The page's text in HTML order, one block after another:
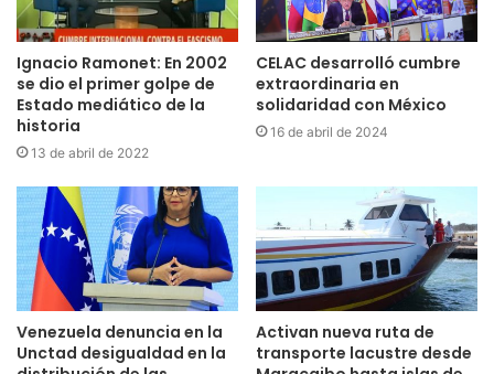
Ignacio Ramonet: En 2002
se dio el primer golpe de
Estado mediático de la
historia
13 de abril de 2022
CELAC desarrolló cumbre
extraordinaria en
solidaridad con México
16 de abril de 2024
Venezuela denuncia en la
Unctad desigualdad en la
Activan nueva ruta de
transporte lacustre desde